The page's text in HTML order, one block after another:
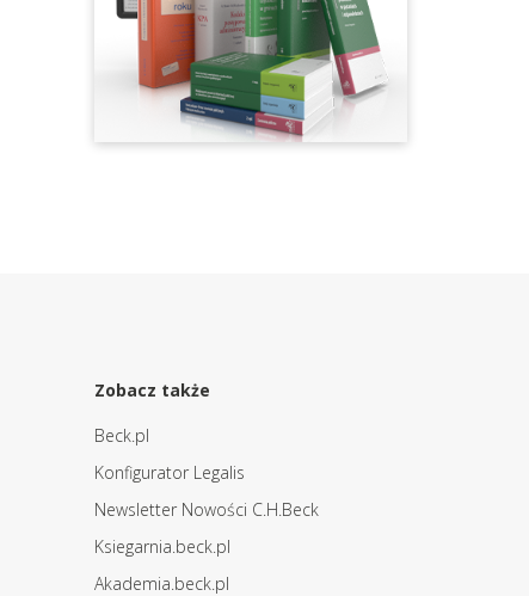
Zobacz także
Beck.pl
Konfigurator Legalis
Newsletter Nowości C.H.Beck
Ksiegarnia.beck.pl
Akademia.beck.pl